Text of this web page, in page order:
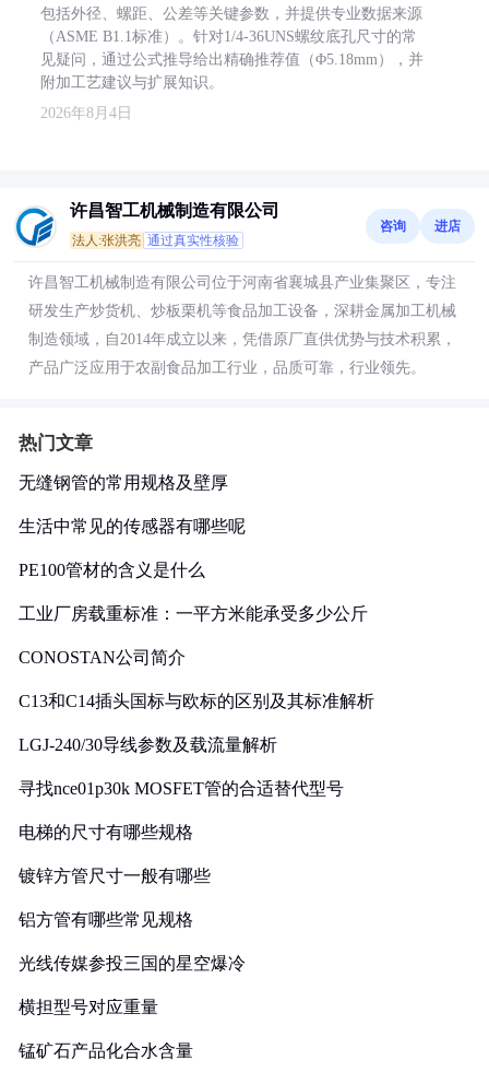
包括外径、螺距、公差等关键参数，并提供专业数据来源
（ASME B1.1标准）。针对1/4-36UNS螺纹底孔尺寸的常
见疑问，通过公式推导给出精确推荐值（Φ5.18mm），并
附加工艺建议与扩展知识。
2026年8月4日
许昌智工机械制造有限公司
法人:张洪亮 通过真实性核验
咨询 进店
许昌智工机械制造有限公司位于河南省襄城县产业集聚区，专注
研发生产炒货机、炒板栗机等食品加工设备，深耕金属加工机械
制造领域，自2014年成立以来，凭借原厂直供优势与技术积累，
产品广泛应用于农副食品加工行业，品质可靠，行业领先。
热门文章
无缝钢管的常用规格及壁厚
生活中常见的传感器有哪些呢
PE100管材的含义是什么
工业厂房载重标准：一平方米能承受多少公斤
CONOSTAN公司简介
C13和C14插头国标与欧标的区别及其标准解析
LGJ-240/30导线参数及载流量解析
寻找nce01p30k MOSFET管的合适替代型号
电梯的尺寸有哪些规格
镀锌方管尺寸一般有哪些
铝方管有哪些常见规格
光线传媒参投三国的星空爆冷
横担型号对应重量
锰矿石产品化合水含量